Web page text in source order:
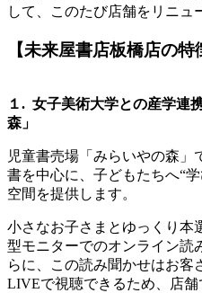
して、このたび店舗をリニュ
【未来屋書店板橋店の特
１. 女子美術大学との産学連
森」
児童書売場「みらいやの森」
書を中心に、子どもたちへ“
空間を提供します。
小さなお子さまとゆっくり本
型モニターでのオンライン読
らに、この読み聞かせはお客
LIVEで視聴できるため、店